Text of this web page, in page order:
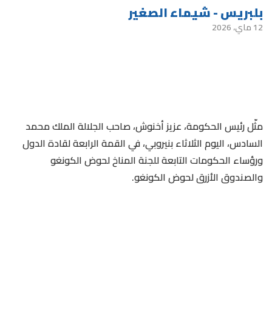
بلبريس - شيماء الصغير
12 ماي، 2026
مثّل رئيس الحكومة، عزيز أخنوش، صاحب الجلالة الملك محمد
السادس، اليوم الثلاثاء بنيروبي، في القمة الرابعة لقادة الدول
ورؤساء الحكومات التابعة للجنة المناخ لحوض الكونغو
والصندوق الأزرق لحوض الكونغو.